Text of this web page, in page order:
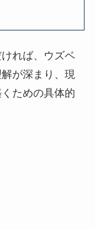
れば、ウズベ
が深まり、現
ための具体的